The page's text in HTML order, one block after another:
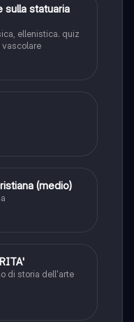
sulla statuaria
ellenistica. quiz
vascolare
(medio)
di storia dell'arte